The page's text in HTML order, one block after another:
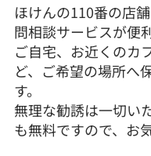
ほけんの110番の店
問相談サービスが便
ご自宅、お近くのカ
ど、ご希望の場所へ
す。
無理な勧誘は一切い
も無料ですので、お